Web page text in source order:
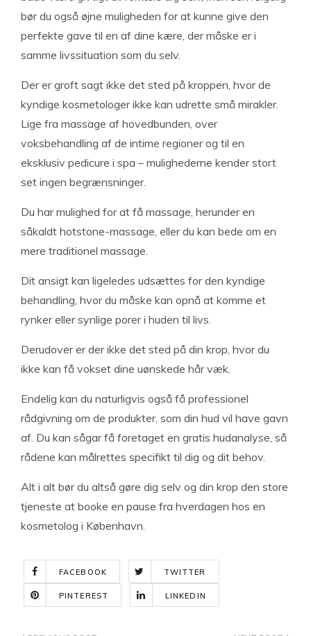
bør du også øjne muligheden for at kunne give den
perfekte gave til en af dine kære, der måske er i
samme livssituation som du selv.
Der er groft sagt ikke det sted på kroppen, hvor de
kyndige kosmetologer ikke kan udrette små mirakler.
Lige fra massage af hovedbunden, over
voksbehandling af de intime regioner og til en
eksklusiv pedicure i spa – mulighederne kender stort
set ingen begrænsninger.
Du har mulighed for at få massage, herunder en
såkaldt hotstone-massage, eller du kan bede om en
mere traditionel massage.
Dit ansigt kan ligeledes udsættes for den kyndige
behandling, hvor du måske kan opnå at komme et
rynker eller synlige porer i huden til livs.
Derudover er der ikke det sted på din krop, hvor du
ikke kan få vokset dine uønskede hår væk.
Endelig kan du naturligvis også få professionel
rådgivning om de produkter, som din hud vil have gavn
af. Du kan sågar få foretaget en gratis hudanalyse, så
rådene kan målrettes specifikt til dig og dit behov.
Alt i alt bør du altså gøre dig selv og din krop den store
tjeneste at booke en pause fra hverdagen hos en
kosmetolog i København.
FACEBOOK TWITTER
PINTEREST LINKEDIN